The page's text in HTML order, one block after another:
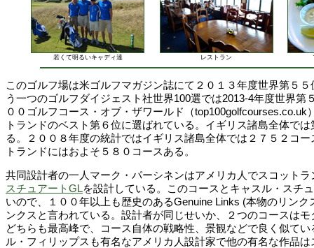
若くて明るいキャディ達 レストラン
このゴルフ場は米ゴルフマガジン誌にて２０１３年度世界第５
う一つのゴルフダイジェスト社世界100選では2013-4年度世界第
００ゴルフコース・オブ・ザワールド（top100golfcourses.co.uk
トランドのベスト第６位に選ばれている。イギリス諸島全体で
る。２００８年度の統計ではイギリス諸島全体では２７５２コ
トランドにはおよそ５８０コースある。
共同設計者の一人マーク・パーシネンはアメリカ人でスコットラ
スチュアートGLを設計している。このコースとキャスル・スチ
いので、１００年以上も歴史のあるGenuine Links (本物のリンク
ンクスと言われている。設計者が同じせいか、２つのコースは
どちらも最高峰で、コース自体の戦略性、景観などで良く似て
ル・フィリップスも有名なアメリカ人設計家で他の有名な作品